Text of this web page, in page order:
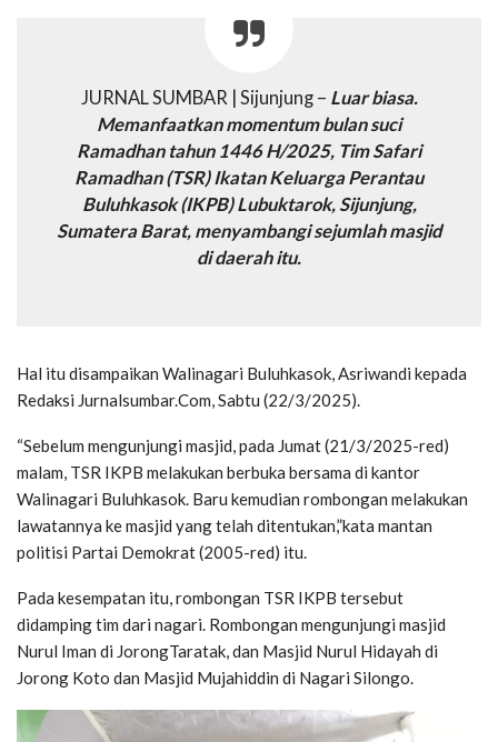
JURNAL SUMBAR | Sijunjung – Luar biasa.
Memanfaatkan momentum bulan suci
Ramadhan tahun 1446 H/2025, Tim Safari
Ramadhan (TSR) Ikatan Keluarga Perantau
Buluhkasok (IKPB) Lubuktarok, Sijunjung,
Sumatera Barat, menyambangi sejumlah masjid
di daerah itu.
Hal itu disampaikan Walinagari Buluhkasok, Asriwandi kepada
Redaksi Jurnalsumbar.Com, Sabtu (22/3/2025).
“Sebelum mengunjungi masjid, pada Jumat (21/3/2025-red)
malam, TSR IKPB melakukan berbuka bersama di kantor
Walinagari Buluhkasok. Baru kemudian rombongan melakukan
lawatannya ke masjid yang telah ditentukan,”kata mantan
politisi Partai Demokrat (2005-red) itu.
Pada kesempatan itu, rombongan TSR IKPB tersebut
didamping tim dari nagari. Rombongan mengunjungi masjid
Nurul Iman di JorongTaratak, dan Masjid Nurul Hidayah di
Jorong Koto dan Masjid Mujahiddin di Nagari Silongo.